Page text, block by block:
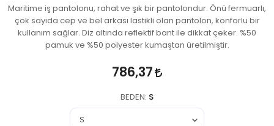
Maritime iş pantolonu, rahat ve şık bir pantolondur. Önü fermuarlı,
çok sayıda cep ve bel arkası lastikli olan pantolon, konforlu bir
kullanım sağlar. Diz altında reflektif bant ile dikkat çeker. %50
pamuk ve %50 polyester kumaştan üretilmiştir.
786,37
BEDEN: S